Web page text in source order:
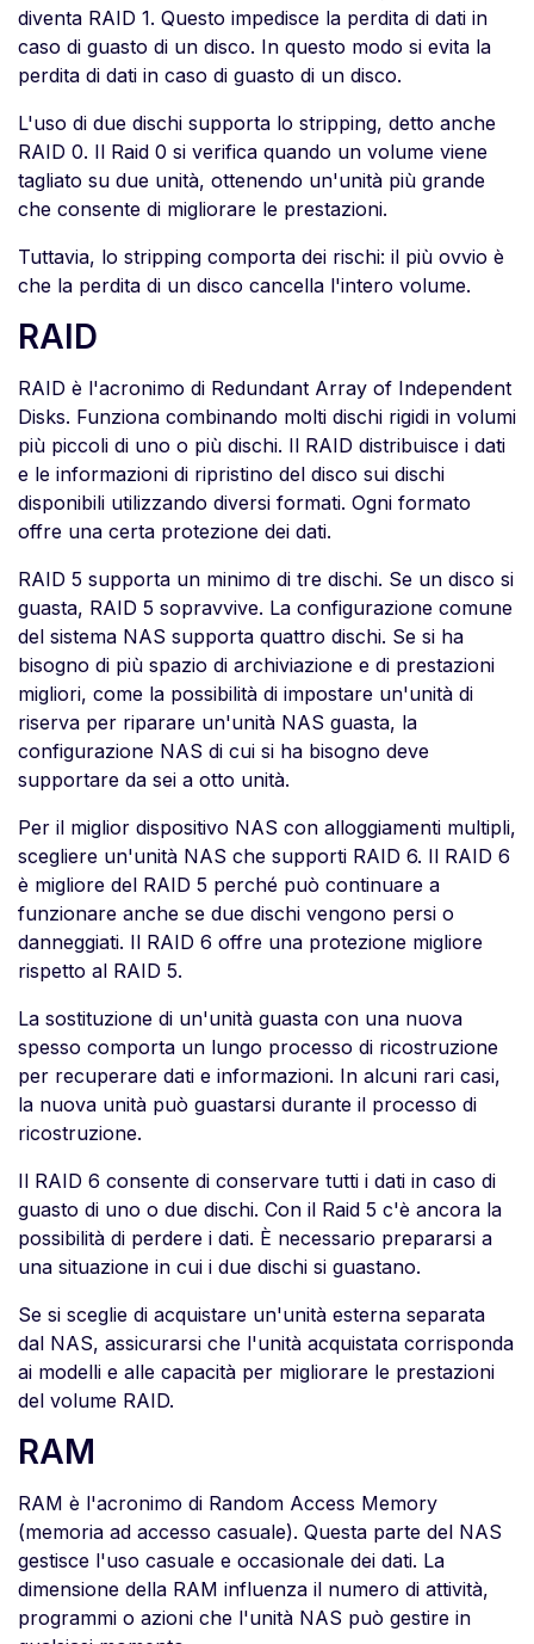
diventa RAID 1. Questo impedisce la perdita di dati in
caso di guasto di un disco. In questo modo si evita la
perdita di dati in caso di guasto di un disco.
L'uso di due dischi supporta lo stripping, detto anche
RAID 0. Il Raid 0 si verifica quando un volume viene
tagliato su due unità, ottenendo un'unità più grande
che consente di migliorare le prestazioni.
Tuttavia, lo stripping comporta dei rischi: il più ovvio è
che la perdita di un disco cancella l'intero volume.
RAID
RAID è l'acronimo di Redundant Array of Independent
Disks. Funziona combinando molti dischi rigidi in volumi
più piccoli di uno o più dischi. Il RAID distribuisce i dati
e le informazioni di ripristino del disco sui dischi
disponibili utilizzando diversi formati. Ogni formato
offre una certa protezione dei dati.
RAID 5 supporta un minimo di tre dischi. Se un disco si
guasta, RAID 5 sopravvive. La configurazione comune
del sistema NAS supporta quattro dischi. Se si ha
bisogno di più spazio di archiviazione e di prestazioni
migliori, come la possibilità di impostare un'unità di
riserva per riparare un'unità NAS guasta, la
configurazione NAS di cui si ha bisogno deve
supportare da sei a otto unità.
Per il miglior dispositivo NAS con alloggiamenti multipli,
scegliere un'unità NAS che supporti RAID 6. Il RAID 6
è migliore del RAID 5 perché può continuare a
funzionare anche se due dischi vengono persi o
danneggiati. Il RAID 6 offre una protezione migliore
rispetto al RAID 5.
La sostituzione di un'unità guasta con una nuova
spesso comporta un lungo processo di ricostruzione
per recuperare dati e informazioni. In alcuni rari casi,
la nuova unità può guastarsi durante il processo di
ricostruzione.
Il RAID 6 consente di conservare tutti i dati in caso di
guasto di uno o due dischi. Con il Raid 5 c'è ancora la
possibilità di perdere i dati. È necessario prepararsi a
una situazione in cui i due dischi si guastano.
Se si sceglie di acquistare un'unità esterna separata
dal NAS, assicurarsi che l'unità acquistata corrisponda
ai modelli e alle capacità per migliorare le prestazioni
del volume RAID.
RAM
RAM è l'acronimo di Random Access Memory
(memoria ad accesso casuale). Questa parte del NAS
gestisce l'uso casuale e occasionale dei dati. La
dimensione della RAM influenza il numero di attività,
programmi o azioni che l'unità NAS può gestire in